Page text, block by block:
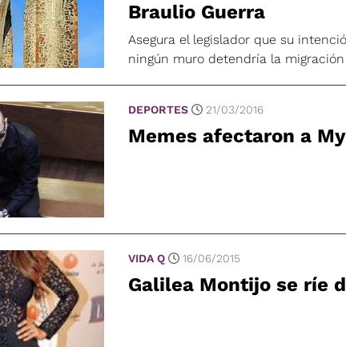
Braulio Guerra
Asegura el legislador que su
ningún muro detendría la
DEPORTES 21/03/2016
Memes afectaron a
VIDA Q 16/06/2015
Galilea Montijo se ríe